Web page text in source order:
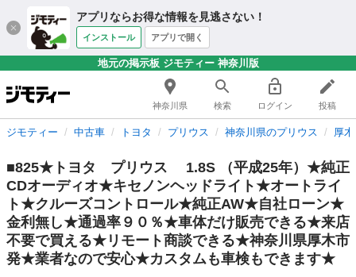
アプリならお得な情報を見逃さない！
インストール アプリで開く
地元の掲示板 ジモティー 神奈川版
神奈川県 検索 ログイン 投稿
ジモティー 中古車 トヨタ プリウス 神奈川県のプリウス 厚
■825★トヨタ プリウス 1.8S （平成25年）★純正
CDオーディオ★キセノンヘッドライト★オートライ
ト★クルーズコントロール★純正AW★自社ローン★
金利無し★通過率９０％★車体だけ販売できる★来店
不要で買える★リモート商談できる★神奈川県厚木市
発★業者なので安心★カスタムも車検もできます★